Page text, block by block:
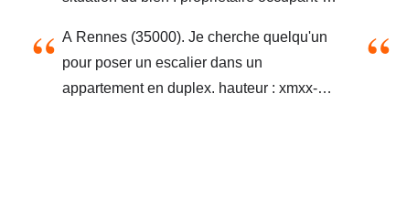
situation du bien : propriétaire occupant-
vous êtes : particulier
A Rennes (35000). Je cherche quelqu'un
pour poser un escalier dans un
appartement en duplex. hauteur : xmxx-